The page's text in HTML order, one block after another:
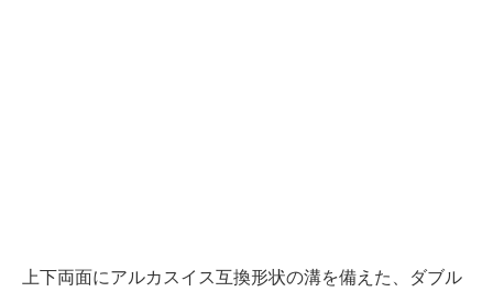
上下両面にアルカスイス互換形状の溝を備えた、ダブル